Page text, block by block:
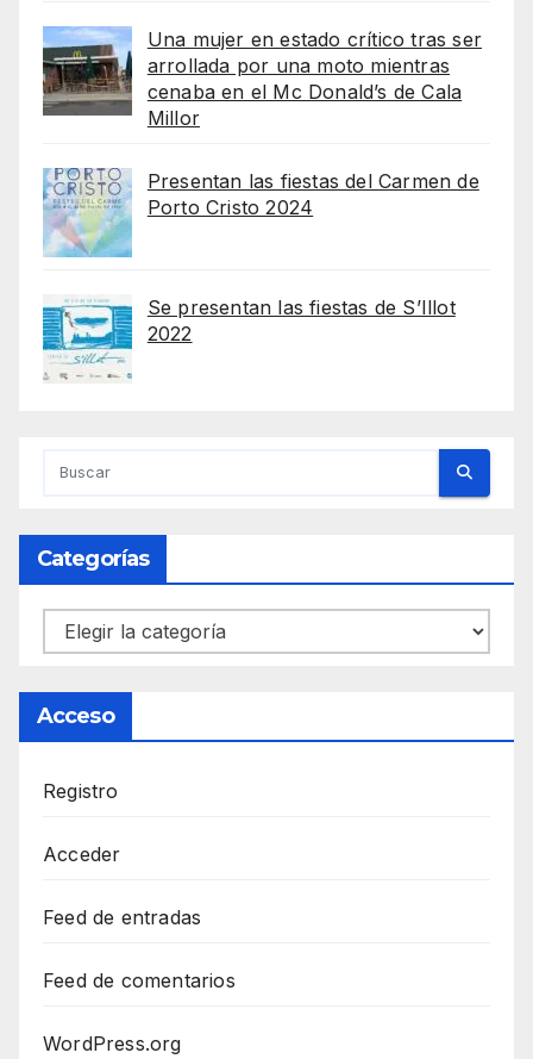
Una mujer en estado crítico tras ser
arrollada por una moto mientras
cenaba en el Mc Donald’s de Cala
Millor
Presentan las fiestas del Carmen de
Porto Cristo 2024
Se presentan las fiestas de S’Illot
2022
Categorías
Categorías
Acceso
Registro
Acceder
Feed de entradas
Feed de comentarios
WordPress.org